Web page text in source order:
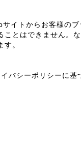
イトからお客様の
とはできません。
。
シーポリシーに基